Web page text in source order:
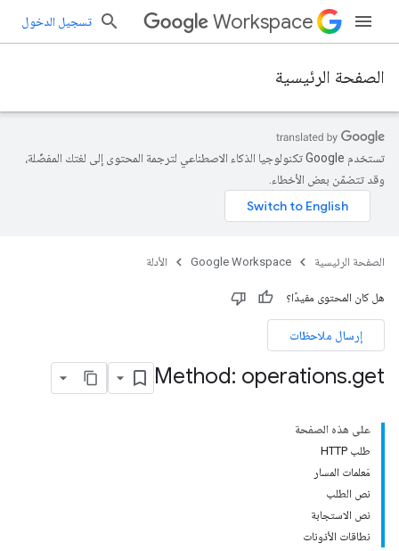
Workspace تسجيل الدخول
الصفحة الرئيسية
تستخدم Google تكنولوجيا الذكاء الاصطناعي لترجمة المحتوى إلى لغتك المفضّلة،
وقد تتضمّن بعض الأخطاء.
الصفحة الرئيسية Google Workspace الأدلة
هل كان المحتوى مفيدًا؟
إرسال ملاحظات
Method: operations.get
على هذه الصفحة
طلب HTTP
مَعلمات المسار
نص الطلب
نص الاستجابة
نطاقات الأذونات